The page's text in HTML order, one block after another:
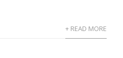
+ READ MORE